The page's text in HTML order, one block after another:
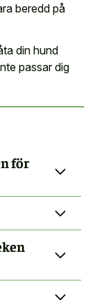
beredd på
din hund
passar dig
för